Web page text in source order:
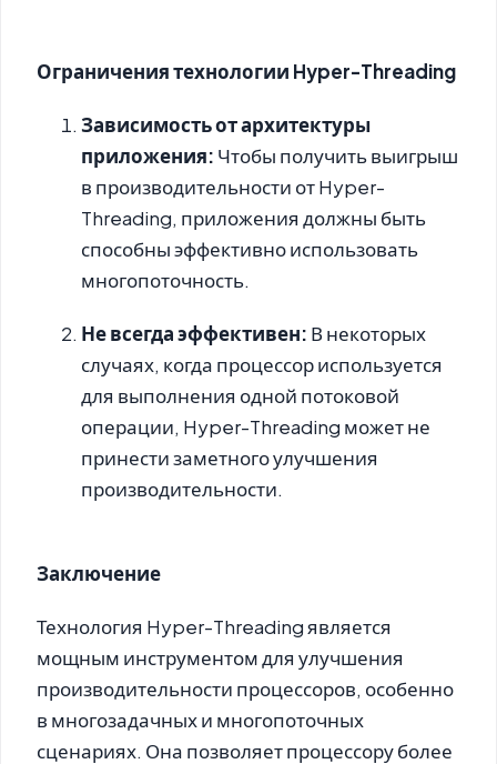
Ограничения технологии Hyper-Threading
Зависимость от архитектуры
приложения: Чтобы получить выигрыш
в производительности от Hyper-
Threading, приложения должны быть
способны эффективно использовать
многопоточность.
Не всегда эффективен: В некоторых
случаях, когда процессор используется
для выполнения одной потоковой
операции, Hyper-Threading может не
принести заметного улучшения
производительности.
Заключение
Технология Hyper-Threading является
мощным инструментом для улучшения
производительности процессоров, особенно
в многозадачных и многопоточных
сценариях. Она позволяет процессору более